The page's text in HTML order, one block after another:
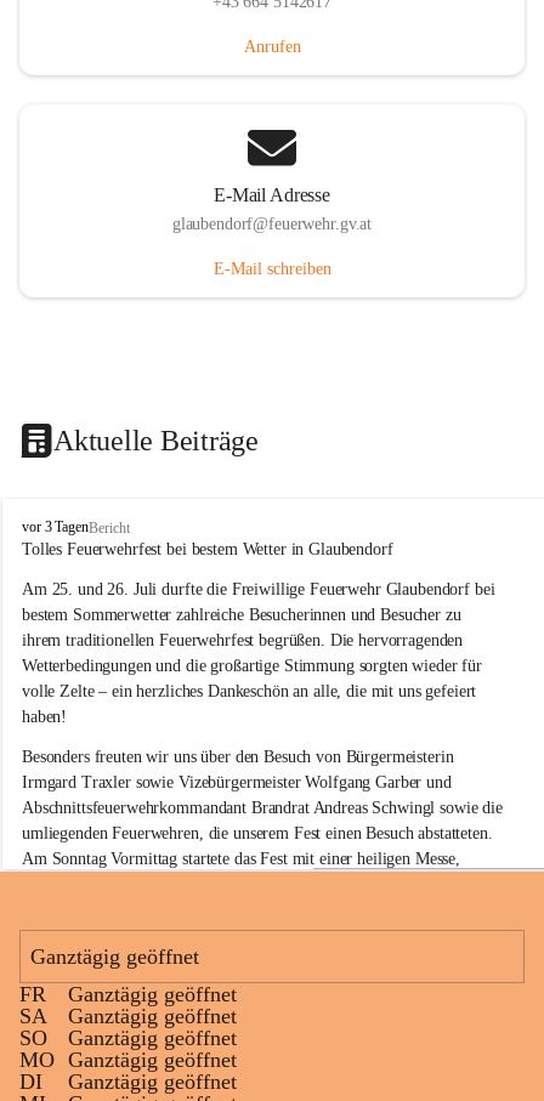
Anrufen
E-Mail Adresse
glaubendorf@feuerwehr.gv.at
E-Mail schreiben
Aktuelle Beiträge
F
r
i
w
i
l
i
g
e
F
e
u
e
r
w
G
l
a
u
b
e
n
vor 3 TagenBericht
Tolles Feuerwehrfest bei bestem Wetter in Glaubendorf
Am 25. und 26. Juli durfte die Freiwillige Feuerwehr Glaubendorf bei
bestem Sommerwetter zahlreiche Besucherinnen und Besucher zu
ihrem traditionellen Feuerwehrfest begrüßen. Die hervorragenden
Wetterbedingungen und die großartige Stimmung sorgten wieder für
volle Zelte – ein herzliches Dankeschön an alle, die mit uns gefeiert
haben!
Besonders freuten wir uns über den Besuch von Bürgermeisterin
Irmgard Traxler sowie Vizebürgermeister Wolfgang Garber und
Abschnittsfeuerwehrkommandant Brandrat Andreas Schwingl sowie die
umliegenden Feuerwehren, die unserem Fest einen Besuch abstatteten.
Am Sonntag Vormittag startete das Fest mit einer heiligen Messe,
Musikverein Rußbach, der mit seinem Frühschoppenkonzert beste
Eine Hüpfburg sowie verschiedene Spiele sorgten für jede Menge Spaß
und Unterhaltung.
Kulinarisch war ebenfalls für jeden Geschmack etwas dabei. Neben
köstlichen Grillspezialitäten am gesamten Wochenende standen am
Ganztägig geöffnet
FR
Ganztägig geöffnet
SA
Ganztägig geöffnet
SO
Ganztägig geöffnet
MO Ganztägig geöffnet
DI
Ganztägig geöffnet